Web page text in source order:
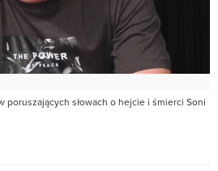
poruszających słowach o hejcie i śmierci Soni